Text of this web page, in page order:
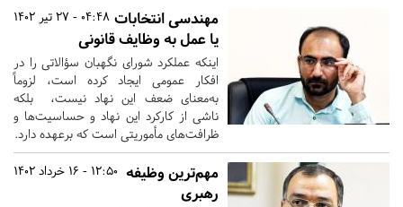
04:48 - 27 تیر 1402 مهندسی انتخابات
یا عمل به وظایف قانونی
اینکه عملکرد شورای نگهبان سؤالاتی را در
افکار عمومی ایجاد کرده است، لزوماً
به‌معنای ضعف این نهاد نیست، ‌ بلکه
ناشی از کارکرد این نهاد و حساسیت‌ها و
ظرافت‌های مأموریتی است که برعهده دارد.
12:50 - 16 خرداد 1402 مهم‌ترین وظیفه
رهبری